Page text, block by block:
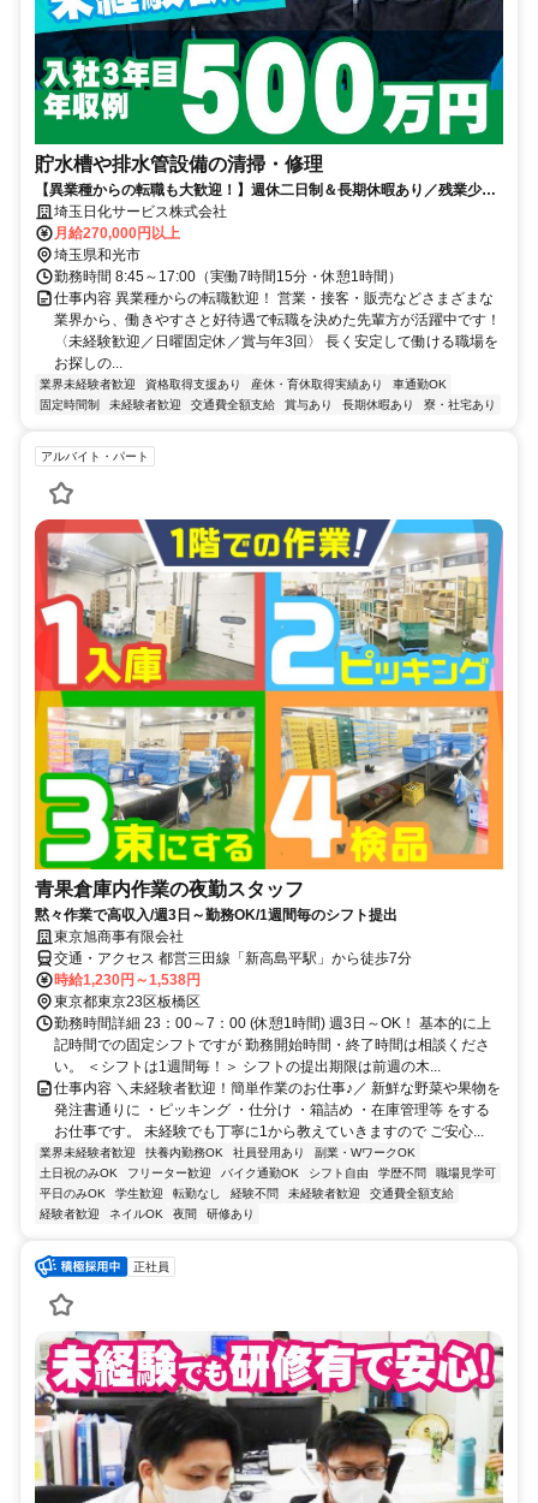
貯水槽や排水管設備の清掃・修理
【異業種からの転職も大歓迎！】週休二日制＆長期休暇あり／残業少な
め／賞与年3回／各種手当充実
埼玉日化サービス株式会社
月給270,000円以上
埼玉県和光市
勤務時間 8:45～17:00（実働7時間15分・休憩1時間）
仕事内容 異業種からの転職歓迎！ 営業・接客・販売などさまざまな
業界から、働きやすさと好待遇で転職を決めた先輩方が活躍中です！
〈未経験歓迎／日曜固定休／賞与年3回〉 長く安定して働ける職場を
お探しの...
業界未経験者歓迎 資格取得支援あり 産休・育休取得実績あり
車通勤OK
固定時間制
未経験者歓迎 交通費全額支給 賞与あり 長期休暇あり 寮・社宅あり
アルバイト・パート
青果倉庫内作業の夜勤スタッフ
黙々作業で高収入/週3日～勤務OK/1週間毎のシフト提出
東京旭商事有限会社
交通・アクセス 都営三田線「新高島平駅」から徒歩7分
時給1,230円～1,538円
東京都東京23区板橋区
勤務時間詳細 23：00～7：00 (休憩1時間) 週3日～OK！ 基本的に上
記時間での固定シフトですが 勤務開始時間・終了時間は相談くださ
い。 ＜シフトは1週間毎！＞ シフトの提出期限は前週の木...
仕事内容 ＼未経験者歓迎！簡単作業のお仕事♪／ 新鮮な野菜や果物を
発注書通りに ・ピッキング ・仕分け ・箱詰め ・在庫管理等 をする
お仕事です。 未経験でも丁寧に1から教えていきますので ご安心...
業界未経験者歓迎 扶養内勤務OK 社員登用あり
副業・WワークOK
土日祝のみOK
フリーター歓迎 バイク通勤OK シフト自由 学歴不問
職場見学可
平日のみOK
学生歓迎 転勤なし 経験不問 未経験者歓迎
交通費全額支給
経験者歓迎
ネイルOK 夜間 研修あり
正社員